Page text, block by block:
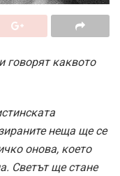
говорят каквото
неща ще се
онова, което
Светът ще стане